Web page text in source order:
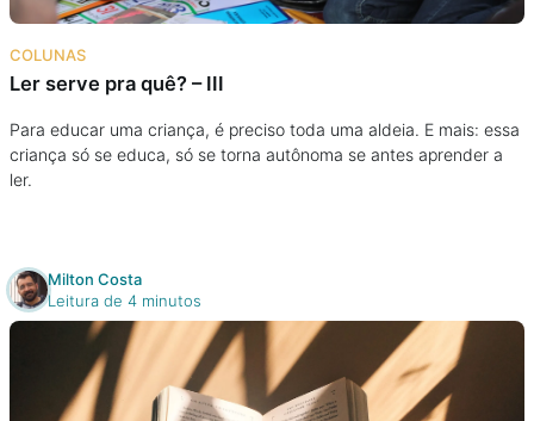
Na escola
Na família
Colunas
Colecionáveis
Cursos On line
COLUNAS
Ler serve pra quê? – III
Para educar uma criança, é preciso toda uma aldeia. E mais: essa
criança só se educa, só se torna autônoma se antes aprender a
ler.
Milton Costa
Leitura de 4 minutos